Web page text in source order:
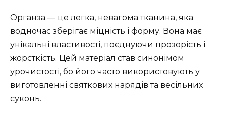
Органза — це легка, невагома тканина, яка
водночас зберігає міцність і форму. Вона має
унікальні властивості, поєднуючи прозорість і
жорсткість. Цей матеріал став синонімом
урочистості, бо його часто використовують у
виготовленні святкових нарядів та весільних
суконь.